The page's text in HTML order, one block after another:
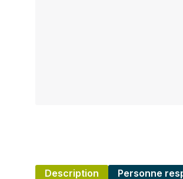
Description Personne